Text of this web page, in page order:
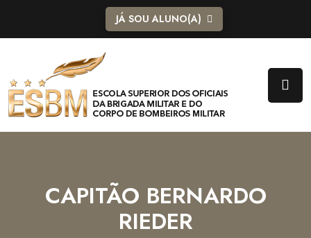
JÁ SOU ALUNO(A)
CAPITÃO BERNARDO
RIEDER